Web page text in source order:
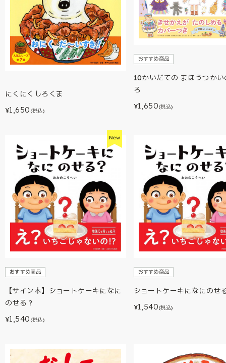
にくにくしろくま
¥1,650 (税込)
おすすめ商品
10かいだての まほうつか
ろ
¥1,650(税込)
おすすめ商品
【サイン本】ショートケーキになに
のせる？
¥1,540 (税込)
おすすめ商品
ショートケーキになにのせ
¥1,540(税込)